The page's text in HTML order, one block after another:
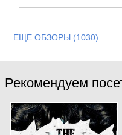
ЕЩЕ ОБЗОРЫ (1030)
Рекомендуем